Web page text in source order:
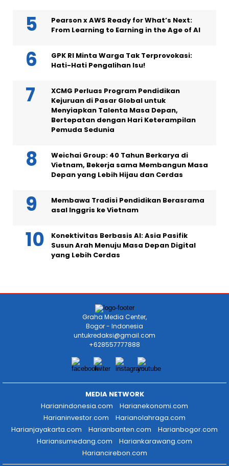
Pearson x AWS Ready for What’s Next:
From Learning to Earning in the Age of AI
GPK RI Minta Warga Tak Terprovokasi:
Hati-Hati Pengalihan Isu!
XCMG Perluas Program Pendidikan
Kejuruan di Pasar Global untuk
Menyiapkan Talenta Masa Depan,
Bertepatan dengan Hari Keterampilan
Pemuda Sedunia
Weichai Group: 40 Tahun Berkarya di
Vietnam, Bekerja sama Membangun Masa
Depan yang Lebih Hijau dan Cerdas
Membawa Tradisi Pendidikan Berasrama
asal Inggris ke Vietnam
Konektivitas Berbasis AI: Asia Pasifik
Susun Arah Menuju Masa Depan Digital
yang Lebih Cerdas
Graha Media Center,
Bogor - Indonesia
untukredaksi@gmail.com
+628557777888
MEDIA NETWORK
Harianindonesia.com
Harianekonomi.com
Harianinvestor.com
Harianolahraga.com
Harianjayakarta.com
Harianbanten.com
Harianbogor.com
Hariansumedang.com
Hariankarawang.com
Hariancirebon.com